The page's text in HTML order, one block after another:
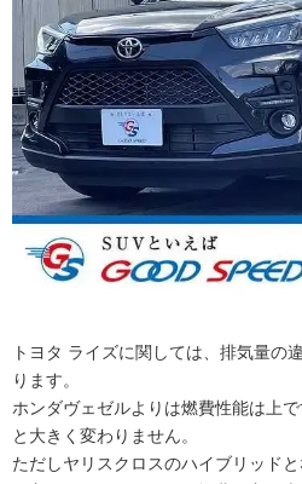
トヨタ ライズに関しては、排気量の
ります。
ホンダヴェゼルよりは燃費性能は上
と大きく変わりません。
ただしヤリスクロスのハイブリッド